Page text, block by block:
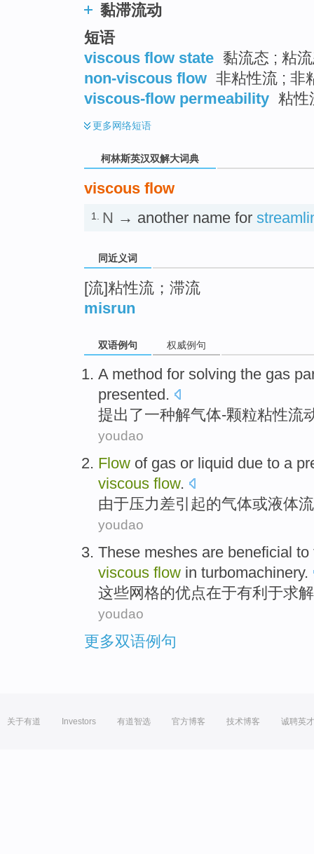
黏滞流动
短语
viscous flow state 黏流态 ; 粘
non-viscous flow 非粘性流 ; 非
viscous-flow permeability 粘性
更多网络短语
柯林斯英汉双解大词典
viscous flow
1. N → another name for
同近义词
[流]粘性流；滞流
misrun
双语例句 权威例句
A method for solving the gas
presented .
提出了一种解气体-颗粒粘性流
youdao
Flow of gas or liquid due to a
viscous flow.
由于压力差引起的气体或液体流
youdao
These meshes are beneficial to
viscous flow in turbomachinery.
这些网格的优点在于有利于求解
youdao
更多双语例句
关于有道 Investors 有道智选 官方博客 技术博客 诚聘英才